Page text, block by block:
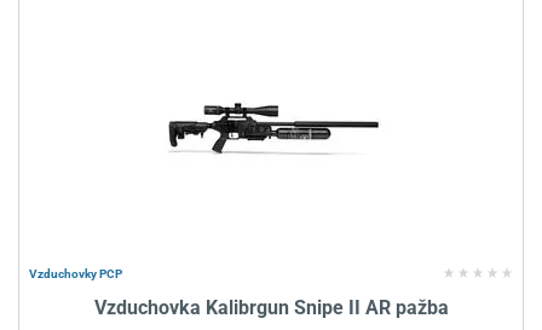
Vzduchovky PCP
Vzduchovka Kalibrgun Snipe II AR pažba